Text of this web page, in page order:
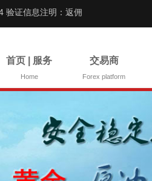
验证信息注明：返佣
首页 | 服务
Home
交易商
Forex platform